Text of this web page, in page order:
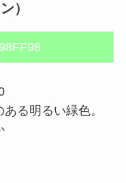
）
る明るい緑色。